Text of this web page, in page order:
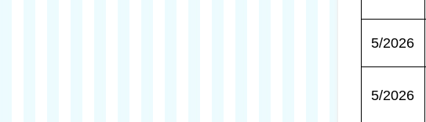
5/2026
5/2026